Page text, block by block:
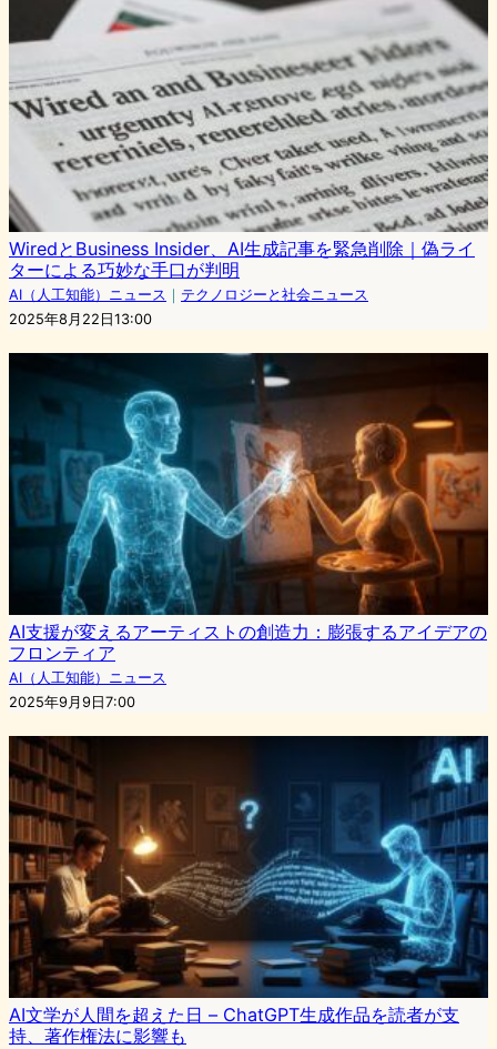
WiredとBusiness Insider、AI生成記事を緊急削除｜偽ライ
ターによる巧妙な手口が判明
AI（人工知能）ニュース ｜ テクノロジーと社会ニュース
2025年8月22日13:00
AI支援が変えるアーティストの創造力：膨張するアイデアの
フロンティア
AI（人工知能）ニュース
2025年9月9日7:00
AI文学が人間を超えた日 – ChatGPT生成作品を読者が支
持、著作権法に影響も